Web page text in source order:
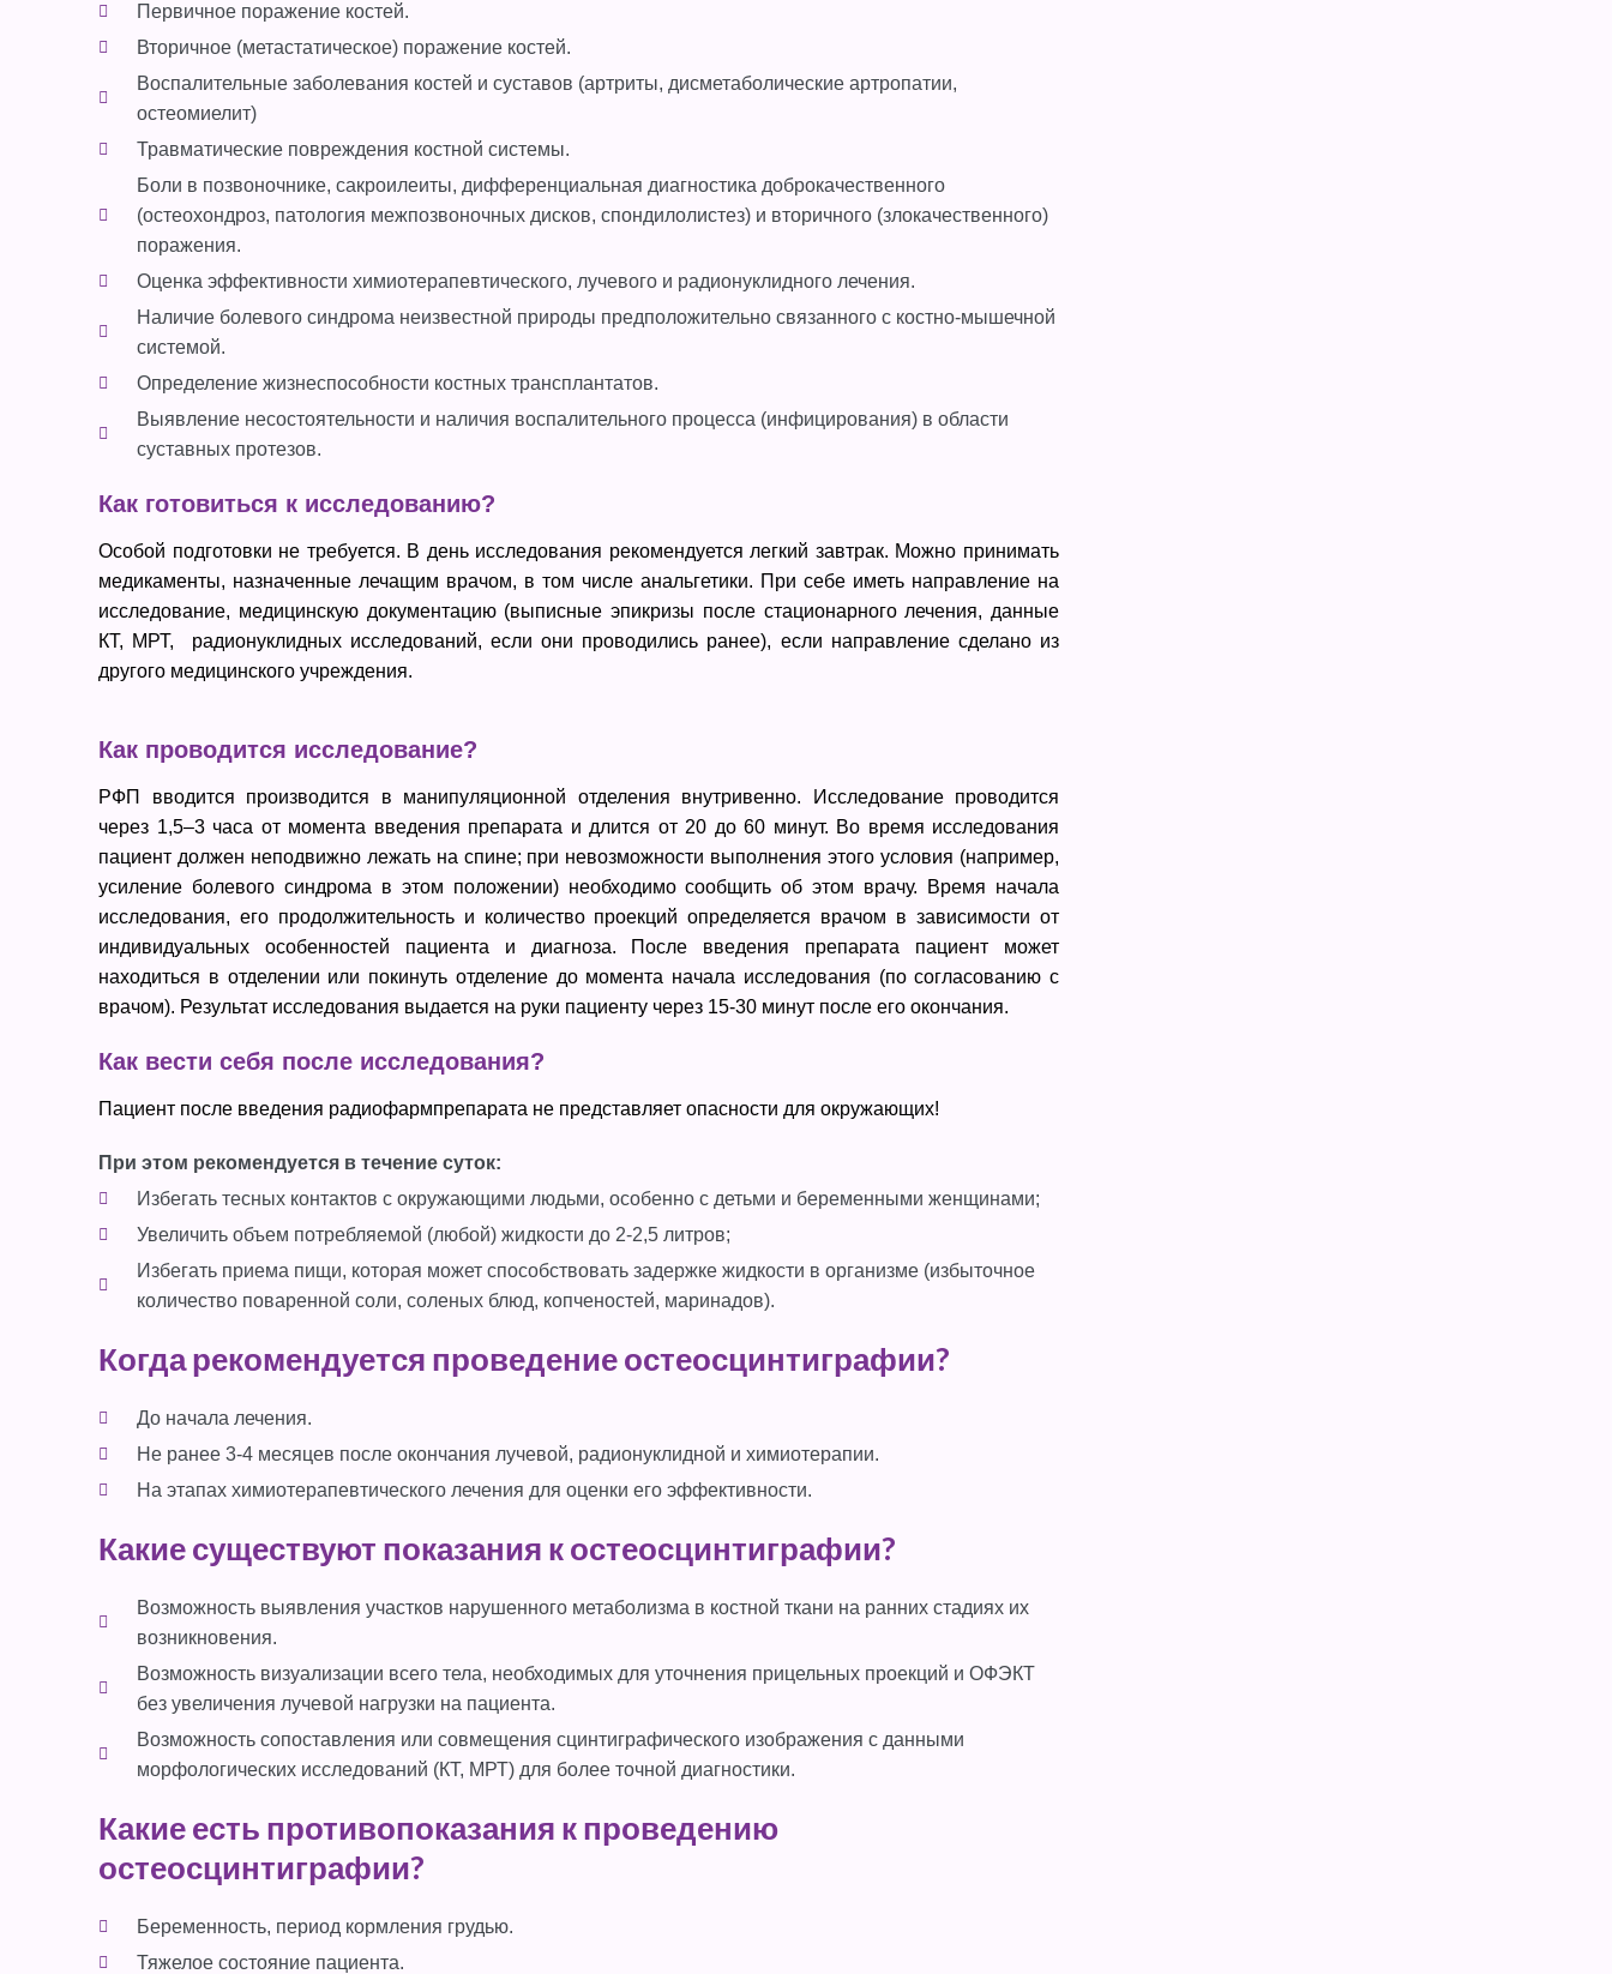
Первичное поражение костей.
Вторичное (метастатическое) поражение костей.
Воспалительные заболевания костей и суставов (артриты, дисметаболические артропатии,
остеомиелит)
Травматические повреждения костной системы.
Боли в позвоночнике, сакроилеиты, дифференциальная диагностика доброкачественного
(остеохондроз, патология межпозвоночных дисков, спондилолистез) и вторичного (злокачественного)
поражения.
Оценка эффективности химиотерапевтического, лучевого и радионуклидного лечения.
Наличие болевого синдрома неизвестной природы предположительно связанного с костно-мышечной
системой.
Определение жизнеспособности костных трансплантатов.
Выявление несостоятельности и наличия воспалительного процесса (инфицирования) в области
суставных протезов.
Как готовиться к исследованию?
Особой подготовки не требуется. В день исследования рекомендуется легкий завтрак. Можно принимать
медикаменты, назначенные лечащим врачом, в том числе анальгетики. При себе иметь направление на
исследование, медицинскую документацию (выписные эпикризы после стационарного лечения, данные
КТ, МРТ, радионуклидных исследований, если они проводились ранее), если направление сделано из
другого медицинского учреждения.
Как проводится исследование?
РФП вводится производится в манипуляционной отделения внутривенно. Исследование проводится
через 1,5–3 часа от момента введения препарата и длится от 20 до 60 минут. Во время исследования
пациент должен неподвижно лежать на спине; при невозможности выполнения этого условия (например,
усиление болевого синдрома в этом положении) необходимо сообщить об этом врачу. Время начала
исследования, его продолжительность и количество проекций определяется врачом в зависимости от
индивидуальных особенностей пациента и диагноза. После введения препарата пациент может
находиться в отделении или покинуть отделение до момента начала исследования (по согласованию с
врачом). Результат исследования выдается на руки пациенту через 15-30 минут после его окончания.
Как вести себя после исследования?
Пациент после введения радиофармпрепарата не представляет опасности для окружающих!
При этом рекомендуется в течение суток:
Избегать тесных контактов с окружающими людьми, особенно с детьми и беременными женщинами;
Увеличить объем потребляемой (любой) жидкости до 2-2,5 литров;
Избегать приема пищи, которая может способствовать задержке жидкости в организме (избыточное
количество поваренной соли, соленых блюд, копченостей, маринадов).
Когда рекомендуется проведение остеосцинтиграфии?
До начала лечения.
Не ранее 3-4 месяцев после окончания лучевой, радионуклидной и химиотерапии.
На этапах химиотерапевтического лечения для оценки его эффективности.
Какие существуют показания к остеосцинтиграфии?
Возможность выявления участков нарушенного метаболизма в костной ткани на ранних стадиях их
возникновения.
Возможность визуализации всего тела, необходимых для уточнения прицельных проекций и ОФЭКТ
без увеличения лучевой нагрузки на пациента.
Возможность сопоставления или совмещения сцинтиграфического изображения с данными
морфологических исследований (КТ, МРТ) для более точной диагностики.
Какие есть противопоказания к проведению
остеосцинтиграфии?
Беременность, период кормления грудью.
Тяжелое состояние пациента.